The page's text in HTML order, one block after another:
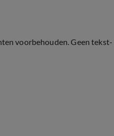
voorbehouden. Geen tekst-